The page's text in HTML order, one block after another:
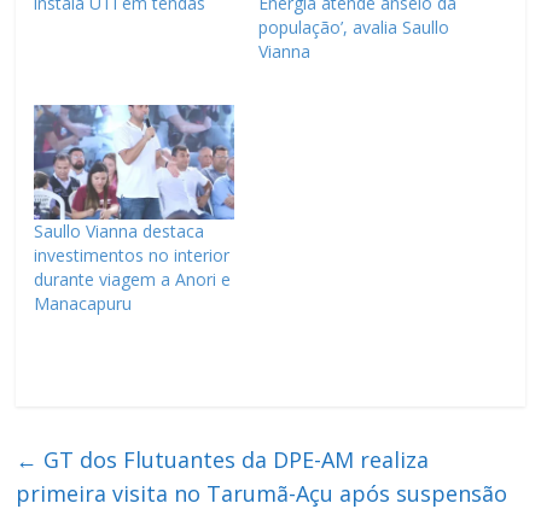
população’, avalia Saullo
Vianna
Saullo Vianna destaca
investimentos no interior
durante viagem a Anori e
Manacapuru
← GT dos Flutuantes da DPE-AM realiza
primeira visita no Tarumã-Açu após suspensão